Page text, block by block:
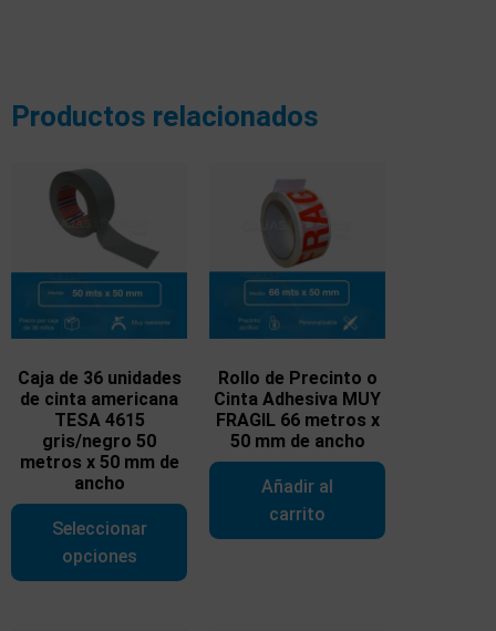
Productos relacionados
Caja de 36 unidades
de cinta americana
TESA 4615
gris/negro 50
metros x 50 mm de
ancho
Seleccionar
opciones
Rollo de Precinto o
Cinta Adhesiva MUY
FRAGIL 66 metros x
50 mm de ancho
Añadir al
carrito